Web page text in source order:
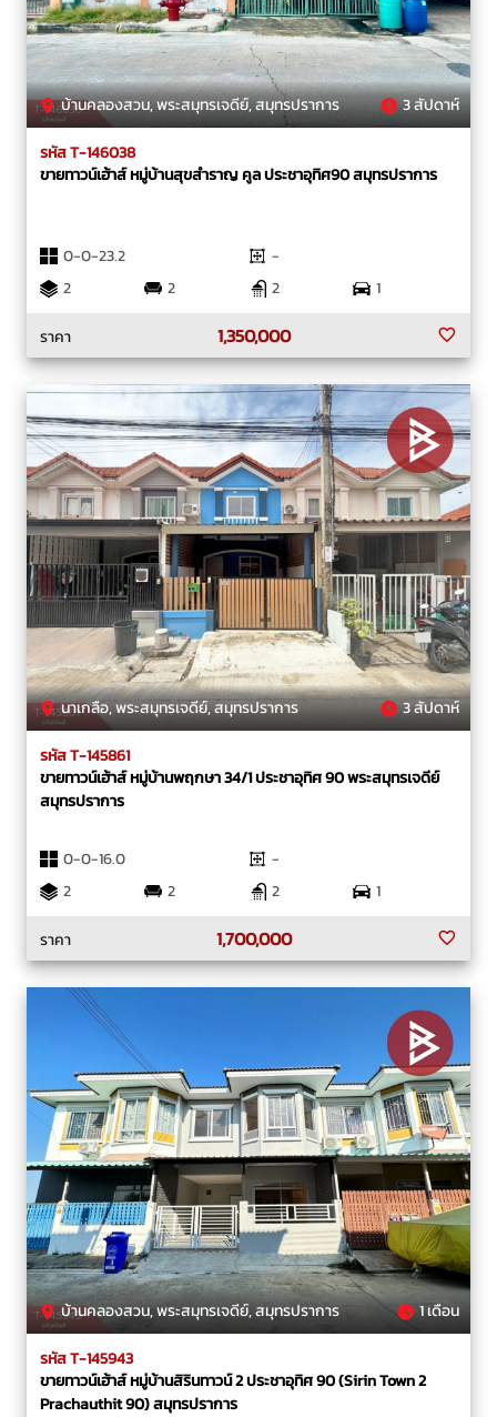
บ้านคลองสวน, พระสมุทรเจดีย์, สมุทรปราการ 3 สัปดาห์
รหัส T-146038
ขายทาวน์เฮ้าส์ หมู่บ้านสุขสำราญ คูล ประชาอุทิศ90 สมุทรปราการ
0-0-23.2
-
2
2 2
1
ราคา
1,350,000
นาเกลือ, พระสมุทรเจดีย์, สมุทรปราการ 3 สัปดาห์
รหัส T-145861
ขายทาวน์เฮ้าส์ หมู่บ้านพฤกษา 34/1 ประชาอุทิศ 90 พระสมุทรเจดีย์
สมุทรปราการ
0-0-16.0
-
2
2 2
1
ราคา
1,700,000
บ้านคลองสวน, พระสมุทรเจดีย์, สมุทรปราการ 1 เดือน
รหัส T-145943
ขายทาวน์เฮ้าส์ หมู่บ้านสิรินทาวน์ 2 ประชาอุทิศ 90 (Sirin Town 2
Prachauthit 90) สมุทรปราการ